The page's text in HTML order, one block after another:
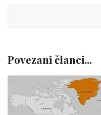
Povezani članci...